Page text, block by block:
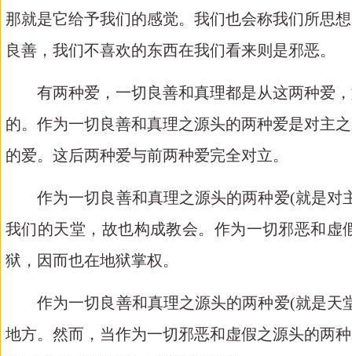
那就是它给予我们的感觉。我们也会称我们所思
良善，我们不喜欢的东西在我们看来则是邪恶。
有两种爱，一切良善和真理都是从这两种爱
的。作为一切良善和真理之源头的两种爱是对主
的爱。这后两种爱与前两种爱完全对立。
作为一切良善和真理之源头的两种爱(就是对
我们的天堂，故也构成教会。作为一切邪恶和
狱，因而也在地狱掌权。
作为一切良善和真理之源头的两种爱(就是天
地方。然而，当作为一切邪恶和虚假之源头的两